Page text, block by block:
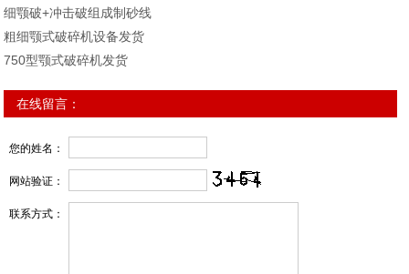
细颚破+冲击破组成制砂线
粗细颚式破碎机设备发货
750型颚式破碎机发货
在线留言：
您的姓名：
网站验证：
联系方式：